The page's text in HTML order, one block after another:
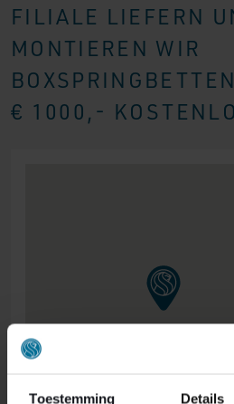
Toestemming Details
FILIALE LIEFERN
MONTIEREN WIR
€ 1000,-